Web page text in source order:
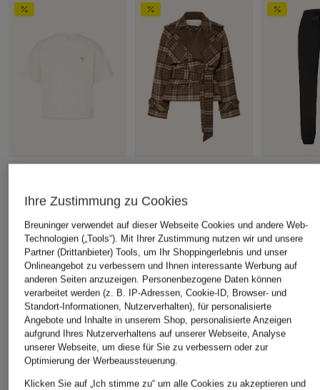
Ursprünglich:CHF 50 Ursprünglich:CHF 269
CHF 40
Ursprünglich:
ÄHNLICHE ARTIKEL ENTDECKEN
Ihre Zustimmung zu Cookies
Breuninger verwendet auf dieser Webseite Cookies und andere Web-
Technologien („Tools“). Mit Ihrer Zustimmung nutzen wir und unsere
Partner (Drittanbieter) Tools, um Ihr Shoppingerlebnis und unser
Onlineangebot zu verbessern und Ihnen interessante Werbung auf
anderen Seiten anzuzeigen. Personenbezogene Daten können
verarbeitet werden (z. B. IP-Adressen, Cookie-ID, Browser- und
Standort-Informationen, Nutzerverhalten), für personalisierte
Angebote und Inhalte in unserem Shop, personalisierte Anzeigen
aufgrund Ihres Nutzerverhaltens auf unserer Webseite, Analyse
unserer Webseite, um diese für Sie zu verbessern oder zur
Optimierung der Werbeaussteuerung.
Klicken Sie auf „Ich stimme zu“ um alle Cookies zu akzeptieren und